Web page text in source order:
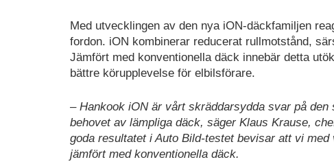
Med utvecklingen av den nya iON-däckfamiljen
fordon. iON kombinerar reducerat rullmotstånd,
Jämfört med konventionella däck innebär detta
bättre körupplevelse för elbilsförare.
– Hankook iON är vårt skräddarsydda svar på
behovet av lämpliga däck, säger Klaus Krause,
goda resultatet i Auto Bild-testet bevisar att vi
jämfört med konventionella däck.